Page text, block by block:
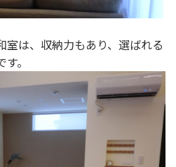
室は、収納力もあり、選ばれる
。